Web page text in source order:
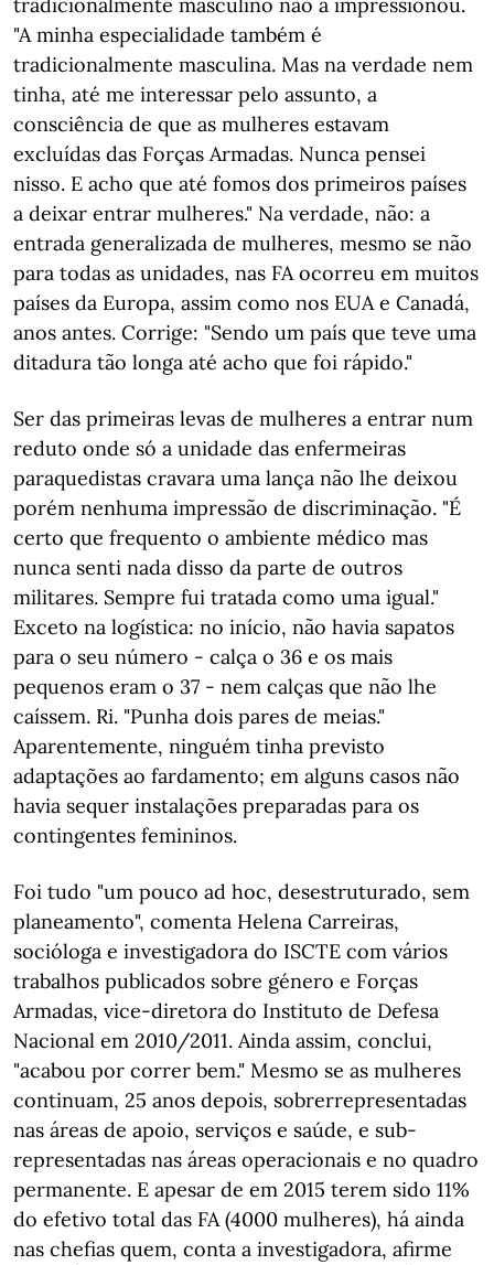
"A minha especialidade também é
tradicionalmente masculina. Mas na verdade nem
tinha, até me interessar pelo assunto, a
consciência de que as mulheres estavam
excluídas das Forças Armadas. Nunca pensei
nisso. E acho que até fomos dos primeiros países
a deixar entrar mulheres." Na verdade, não: a
entrada generalizada de mulheres, mesmo se não
para todas as unidades, nas FA ocorreu em muitos
países da Europa, assim como nos EUA e Canadá,
anos antes. Corrige: "Sendo um país que teve uma
ditadura tão longa até acho que foi rápido."
Ser das primeiras levas de mulheres a entrar num
reduto onde só a unidade das enfermeiras
paraquedistas cravara uma lança não lhe deixou
porém nenhuma impressão de discriminação. "É
certo que frequento o ambiente médico mas
nunca senti nada disso da parte de outros
militares. Sempre fui tratada como uma igual."
Exceto na logística: no início, não havia sapatos
para o seu número - calça o 36 e os mais
pequenos eram o 37 - nem calças que não lhe
caíssem. Ri. "Punha dois pares de meias."
Aparentemente, ninguém tinha previsto
adaptações ao fardamento; em alguns casos não
havia sequer instalações preparadas para os
contingentes femininos.
Foi tudo "um pouco ad hoc, desestruturado, sem
planeamento", comenta Helena Carreiras,
socióloga e investigadora do ISCTE com vários
trabalhos publicados sobre género e Forças
Armadas, vice-diretora do Instituto de Defesa
Nacional em 2010/2011. Ainda assim, conclui,
"acabou por correr bem." Mesmo se as mulheres
continuam, 25 anos depois, sobrerrepresentadas
nas áreas de apoio, serviços e saúde, e sub-
representadas nas áreas operacionais e no quadro
permanente. E apesar de em 2015 terem sido 11%
do efetivo total das FA (4000 mulheres), há ainda
nas chefias quem, conta a investigadora, afirme